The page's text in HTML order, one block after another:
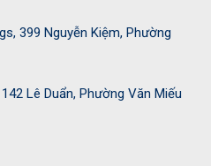
399 Nguyễn Kiệm, Phường
142 Lê Duẩn, Phường Văn Miếu